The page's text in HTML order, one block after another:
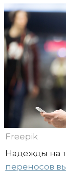
Freepik
Надежды на
переносов